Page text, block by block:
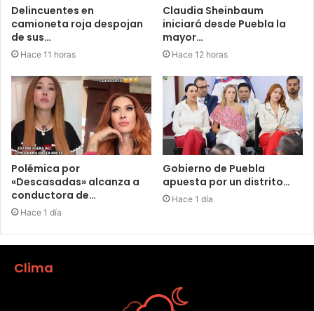
Delincuentes en
camioneta roja despojan
de sus…
Hace 11 horas
Claudia Sheinbaum
iniciará desde Puebla la
mayor…
Hace 12 horas
Polémica por
«Descasadas» alcanza a
conductora de…
Hace 1 día
Gobierno de Puebla
apuesta por un distrito…
Hace 1 día
Clima